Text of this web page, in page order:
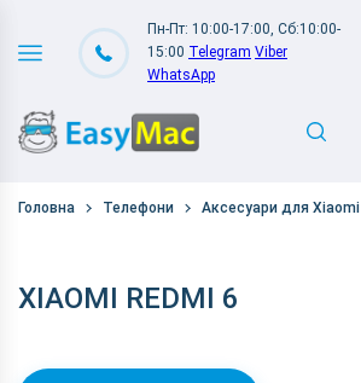
Пн-Пт: 10:00-17:00, Сб:10:00-
15:00 Telegram Viber
WhatsApp
Головна Телефони Аксесуари для Xiaomi
XIAOMI REDMI 6